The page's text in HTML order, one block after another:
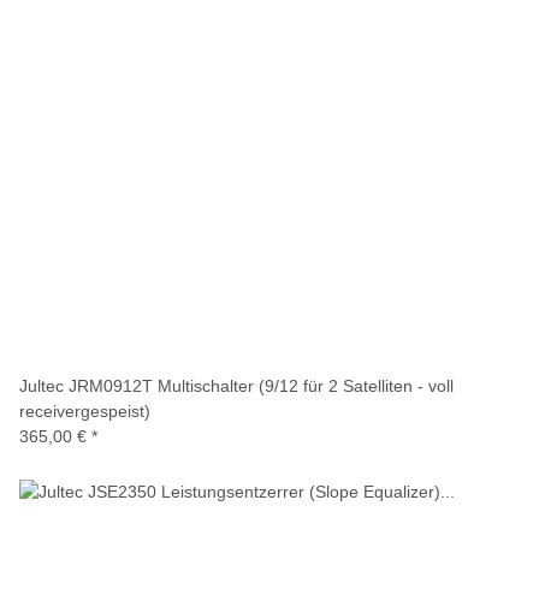
Jultec JRM0912T Multischalter (9/12 für 2 Satelliten - voll
receivergespeist)
365,00 € *